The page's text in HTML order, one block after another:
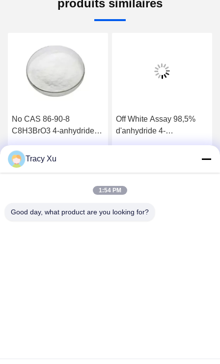
produits similaires
No CAS 86-90-8
C8H3BrO3 4-anhydride
Parlez Maintenant.
Off White Assay 98,5%
d'anhydride 4-
Tracy Xu
1:54 PM
Good day, what product are you looking for?